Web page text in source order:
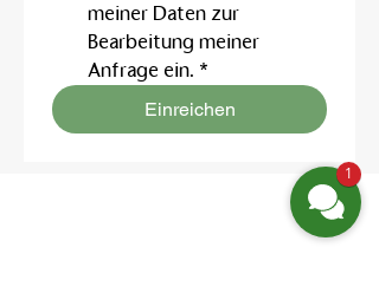
meiner Daten zur
Bearbeitung meiner
Anfrage ein. *
Einreichen
1